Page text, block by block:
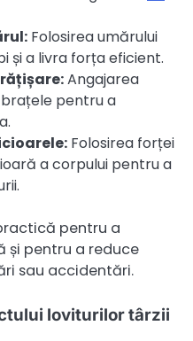
Folosirea umărului
și a livra forța eficient.
Angajarea
pentru a
Folosirea forței
a corpului pentru a
pentru a
și pentru a reduce
sau accidentări.
loviturilor târzii